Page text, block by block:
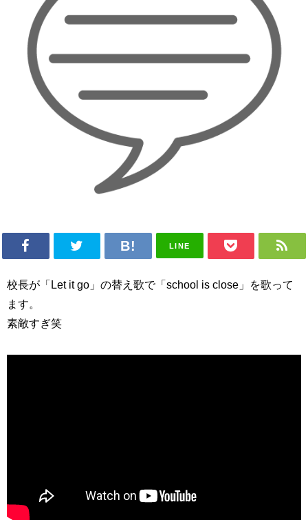
LINE
校長が「Let it go」の替え歌で「school is close」を歌って
ます。
素敵すぎ笑